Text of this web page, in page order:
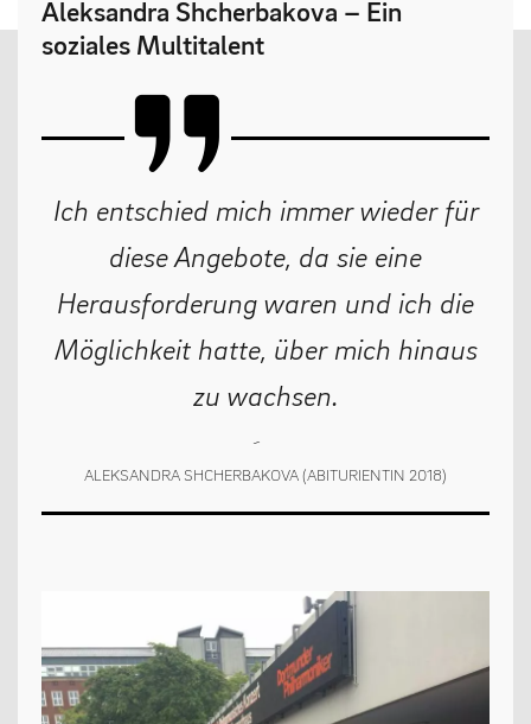
MENSCHEN
Geschäftsverteilungsplan
Vertretung der Schülerschaft
Erziehungsberechtigte & Förderverein
Ehemalige
LEBEN
Europa
Berufliche Orientierung
Aleksandra Shcherbakova – Ein
soziales Multitalent
Ich entschied mich immer wieder für
diese Angebote, da sie eine
Herausforderung waren und ich die
Möglichkeit hatte, über mich hinaus
zu wachsen.
ALEKSANDRA SHCHERBAKOVA (ABITURIENTIN 2018)